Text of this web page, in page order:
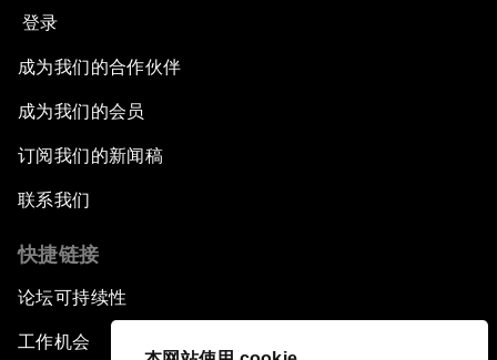
登录
成为我们的合作伙伴
成为我们的会员
订阅我们的新闻稿
联系我们
快捷链接
论坛可持续性
工作机会